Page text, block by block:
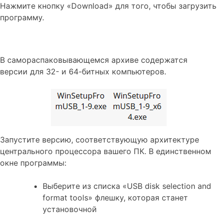
Нажмите кнопку «Download» для того, чтобы загрузить
программу.
В самораспаковывающемся архиве содержатся
версии для 32- и 64-битных компьютеров.
Запустите версию, соответствующую архитектуре
центрального процессора вашего ПК. В единственном
окне программы:
Выберите из списка «USB disk selection and
format tools» флешку, которая станет
установочной